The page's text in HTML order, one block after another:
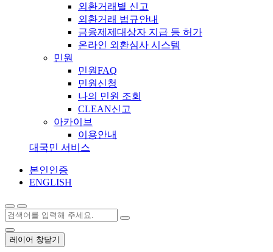
외환거래별 신고
외환거래 법규안내
금융제제대상자 지급 등 허가
온라인 외환심사 시스템
민원
민원FAQ
민원신청
나의 민원 조회
CLEAN신고
아카이브
이용안내
대국민 서비스
본인인증
ENGLISH
레이어 창닫기